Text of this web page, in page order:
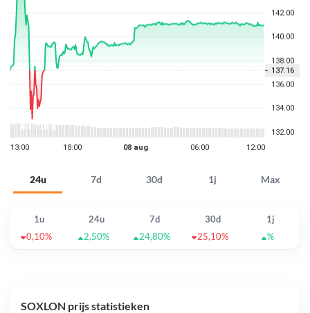
24u 7d 30d 1j Max
1u 24u 7d 30d
1j
0,10%
2,50% 24,80% 25,10% %
SOXLON prijs statistieken